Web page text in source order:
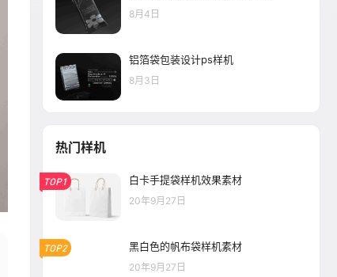
8月4日
铝箔袋包装设计ps样机
8月3日
热门样机
TOP1 白卡手提袋样机效果素材
20年9月27日
TOP2 黑白色的帆布袋样机素材
20年9月27日